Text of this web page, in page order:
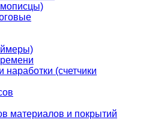
наработки (счетчики
материалов и покрытий